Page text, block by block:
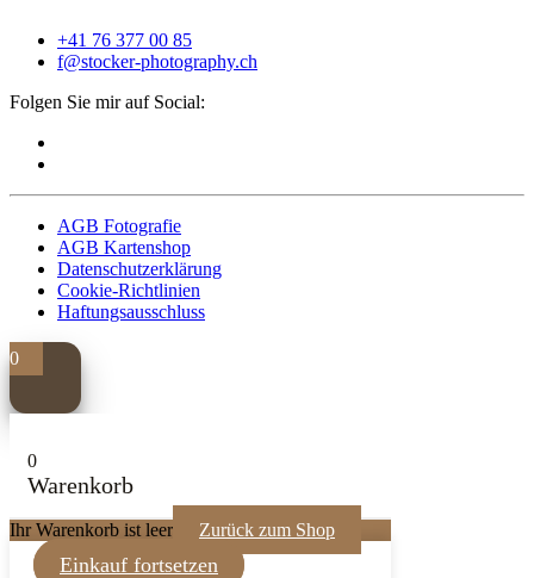
+41 76 377 00 85
f@stocker-photography.ch
Folgen Sie mir auf Social:
AGB Fotografie
AGB Kartenshop
Datenschutzerklärung
Cookie-Richtlinien
Haftungsausschluss
0
0
Warenkorb
Ihr Warenkorb ist leer Zurück zum Shop
Einkauf fortsetzen